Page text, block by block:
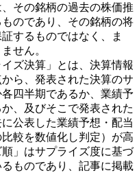
その銘柄の過去の株価推
のであり、その銘柄の将
するものではなく、ま
せん。
ズ決算」とは、決算情報
ら、発表された決算のサ
四半期であるか、業績予
、及びそこで発表された
公表した業績予想・配当
較を数値化し判定）が高
」はサプライズ度に基づ
ものであり、記事に掲載